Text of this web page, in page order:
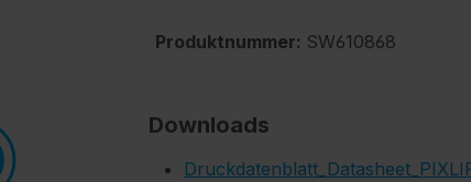
Produktnummer: SW610868
Downloads